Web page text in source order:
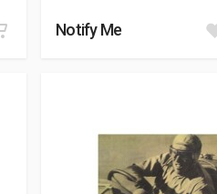
Notify Me